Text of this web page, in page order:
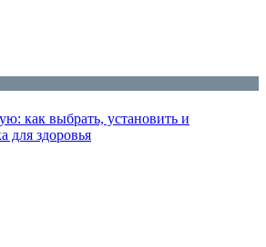
как выбрать, установить и
для здоровья